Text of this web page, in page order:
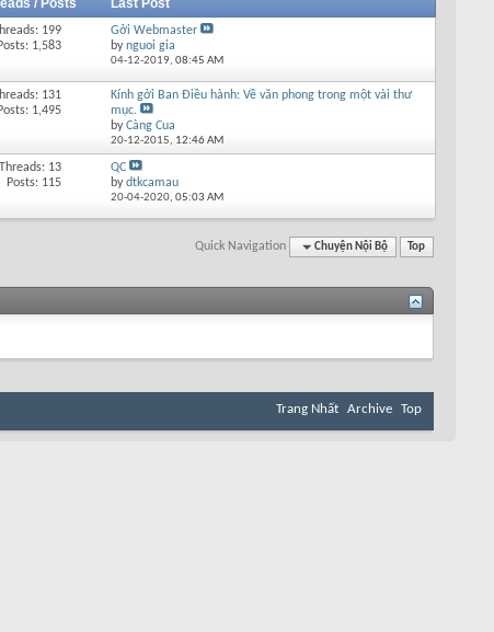
/ Posts Last Post
199
Posts: 1,583
Gởi Webmaster
bynguoi gia
04-12-2019, 08:45 AM
131
Posts: 1,495
Kính gởi Ban Điều hành: Về văn phong trong một vài thư
mục.
byCàng Cua
20-12-2015, 12:46 AM
Threads: 13
Posts: 115
QC
bydtkcamau
20-04-2020, 05:03 AM
Quick Navigation Chuyện Nội Bộ Top
Trang Nhất Archive Top